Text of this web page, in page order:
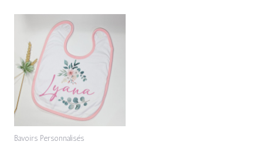
Bavoirs Personnalisés